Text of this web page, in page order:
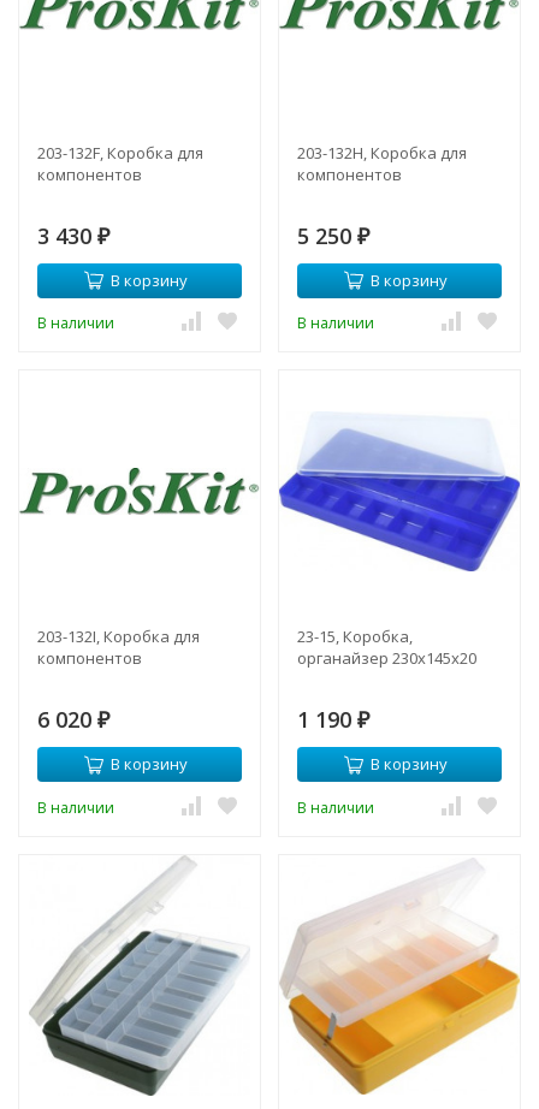
203-132F, Коробка для
компонентов
3 430 ₽
В корзину
В наличии
203-132H, Коробка для
компонентов
5 250 ₽
В корзину
В наличии
203-132I, Коробка для
компонентов
6 020 ₽
В корзину
В наличии
23-15, Коробка,
органайзер 230х145х20
1 190 ₽
В корзину
В наличии